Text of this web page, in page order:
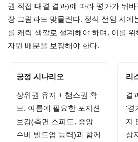
권 직접 대결 결과)에 따라 평가가 뒤
장 그림과도 맞물린다. 정식 선임 시에
를 캐릭 색깔로 설계해야 하며, 이를
자원 배분을 보장해야 한다.
긍정 시나리오
상위권 유지 + 챔스권 확
보. 여름에 필요한 포지션
보강(측면 스피드, 중앙
수비 빌드업 능력)과 함께
리
결
‘
지
상